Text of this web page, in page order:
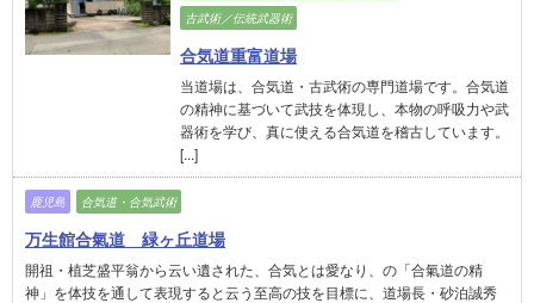
古武術／伝統武器術
合気道重富道場
当道場は、合気道・古武術の専門道場です。合気道
の精神に基づいて武技を体現し、本物の呼吸力や武
器術を学び、真に使える合気道を稽古しています。
[...]
鹿児島 合気道・合気武術
万生館合氣道 緑ヶ丘道場
開祖・植芝盛平翁から云い遺された、合気とは愛なり、の「合氣道の精
神」を体技を通して表現すると云う至高の技を目標に、道場長・砂泊誠秀